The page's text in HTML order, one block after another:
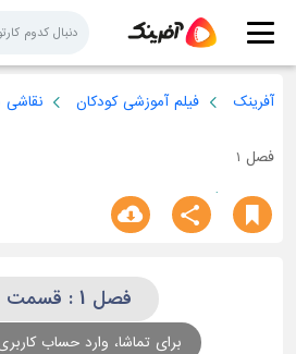
آفرینک فیلم آموزشی کودکان نقاشی
فصل 1
فصل 1 : قسمت اول
برای تماشا، وارد حساب